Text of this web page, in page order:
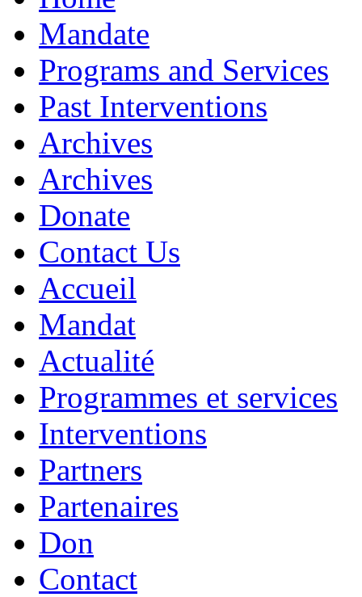
Mandate
Programs and Services
Past Interventions
Archives
Archives
Donate
Contact Us
Accueil
Mandat
Actualité
Programmes et services
Interventions
Partners
Partenaires
Don
Contact